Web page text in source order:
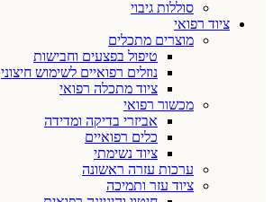
סוללות גיבוי
ציוד רפואי
מוצרים מתכלים
טיפול בפצעים וחבישות
נוזלים רפואיים לשימוש חיצוני
ציוד מתכלה רפואי
מכשור רפואי
אביזרי בדיקה ומדידה
כלים רפואיים
ציוד נשימתי
ערכות עזרה ראשונה
ציוד עזר ותמיכה